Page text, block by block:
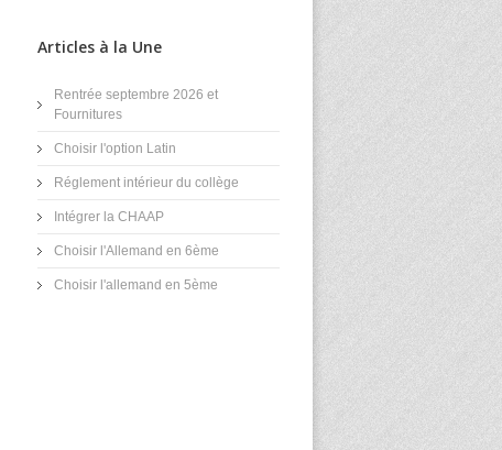
Articles à la Une
Rentrée septembre 2026 et
Fournitures
Choisir l'option Latin
Réglement intérieur du collège
Intégrer la CHAAP
Choisir l'Allemand en 6ème
Choisir l'allemand en 5ème